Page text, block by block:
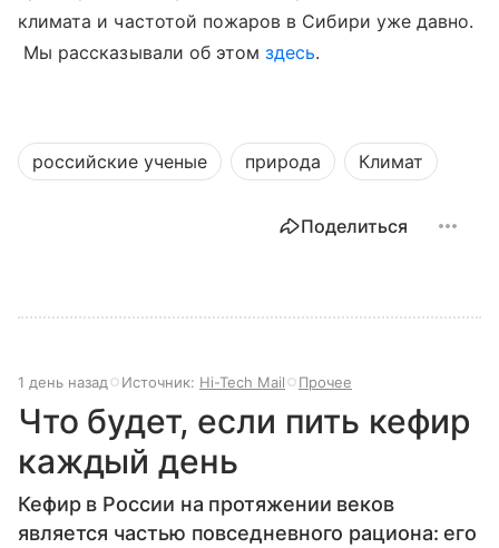
климата и частотой пожаров в Сибири уже давно.
Мы рассказывали об этомздесь.
российские ученые природа Климат
Поделиться
1 день назад Источник: Hi-Tech Mail Прочее
Что будет, если пить кефир
каждый день
Кефир в России на протяжении веков
является частью повседневного рациона: его